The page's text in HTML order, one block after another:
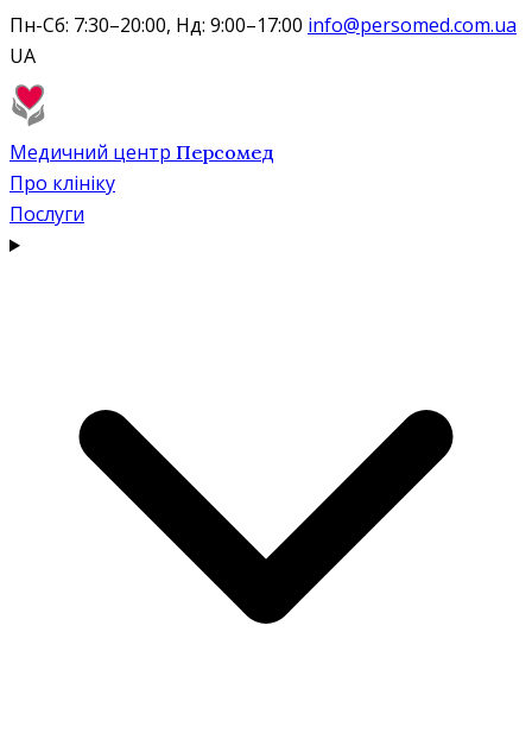
Пн-Сб: 7:30–20:00, Нд: 9:00–17:00 info@persomed.com.ua
UA
Медичний центр Персомед
Про клініку
Послуги